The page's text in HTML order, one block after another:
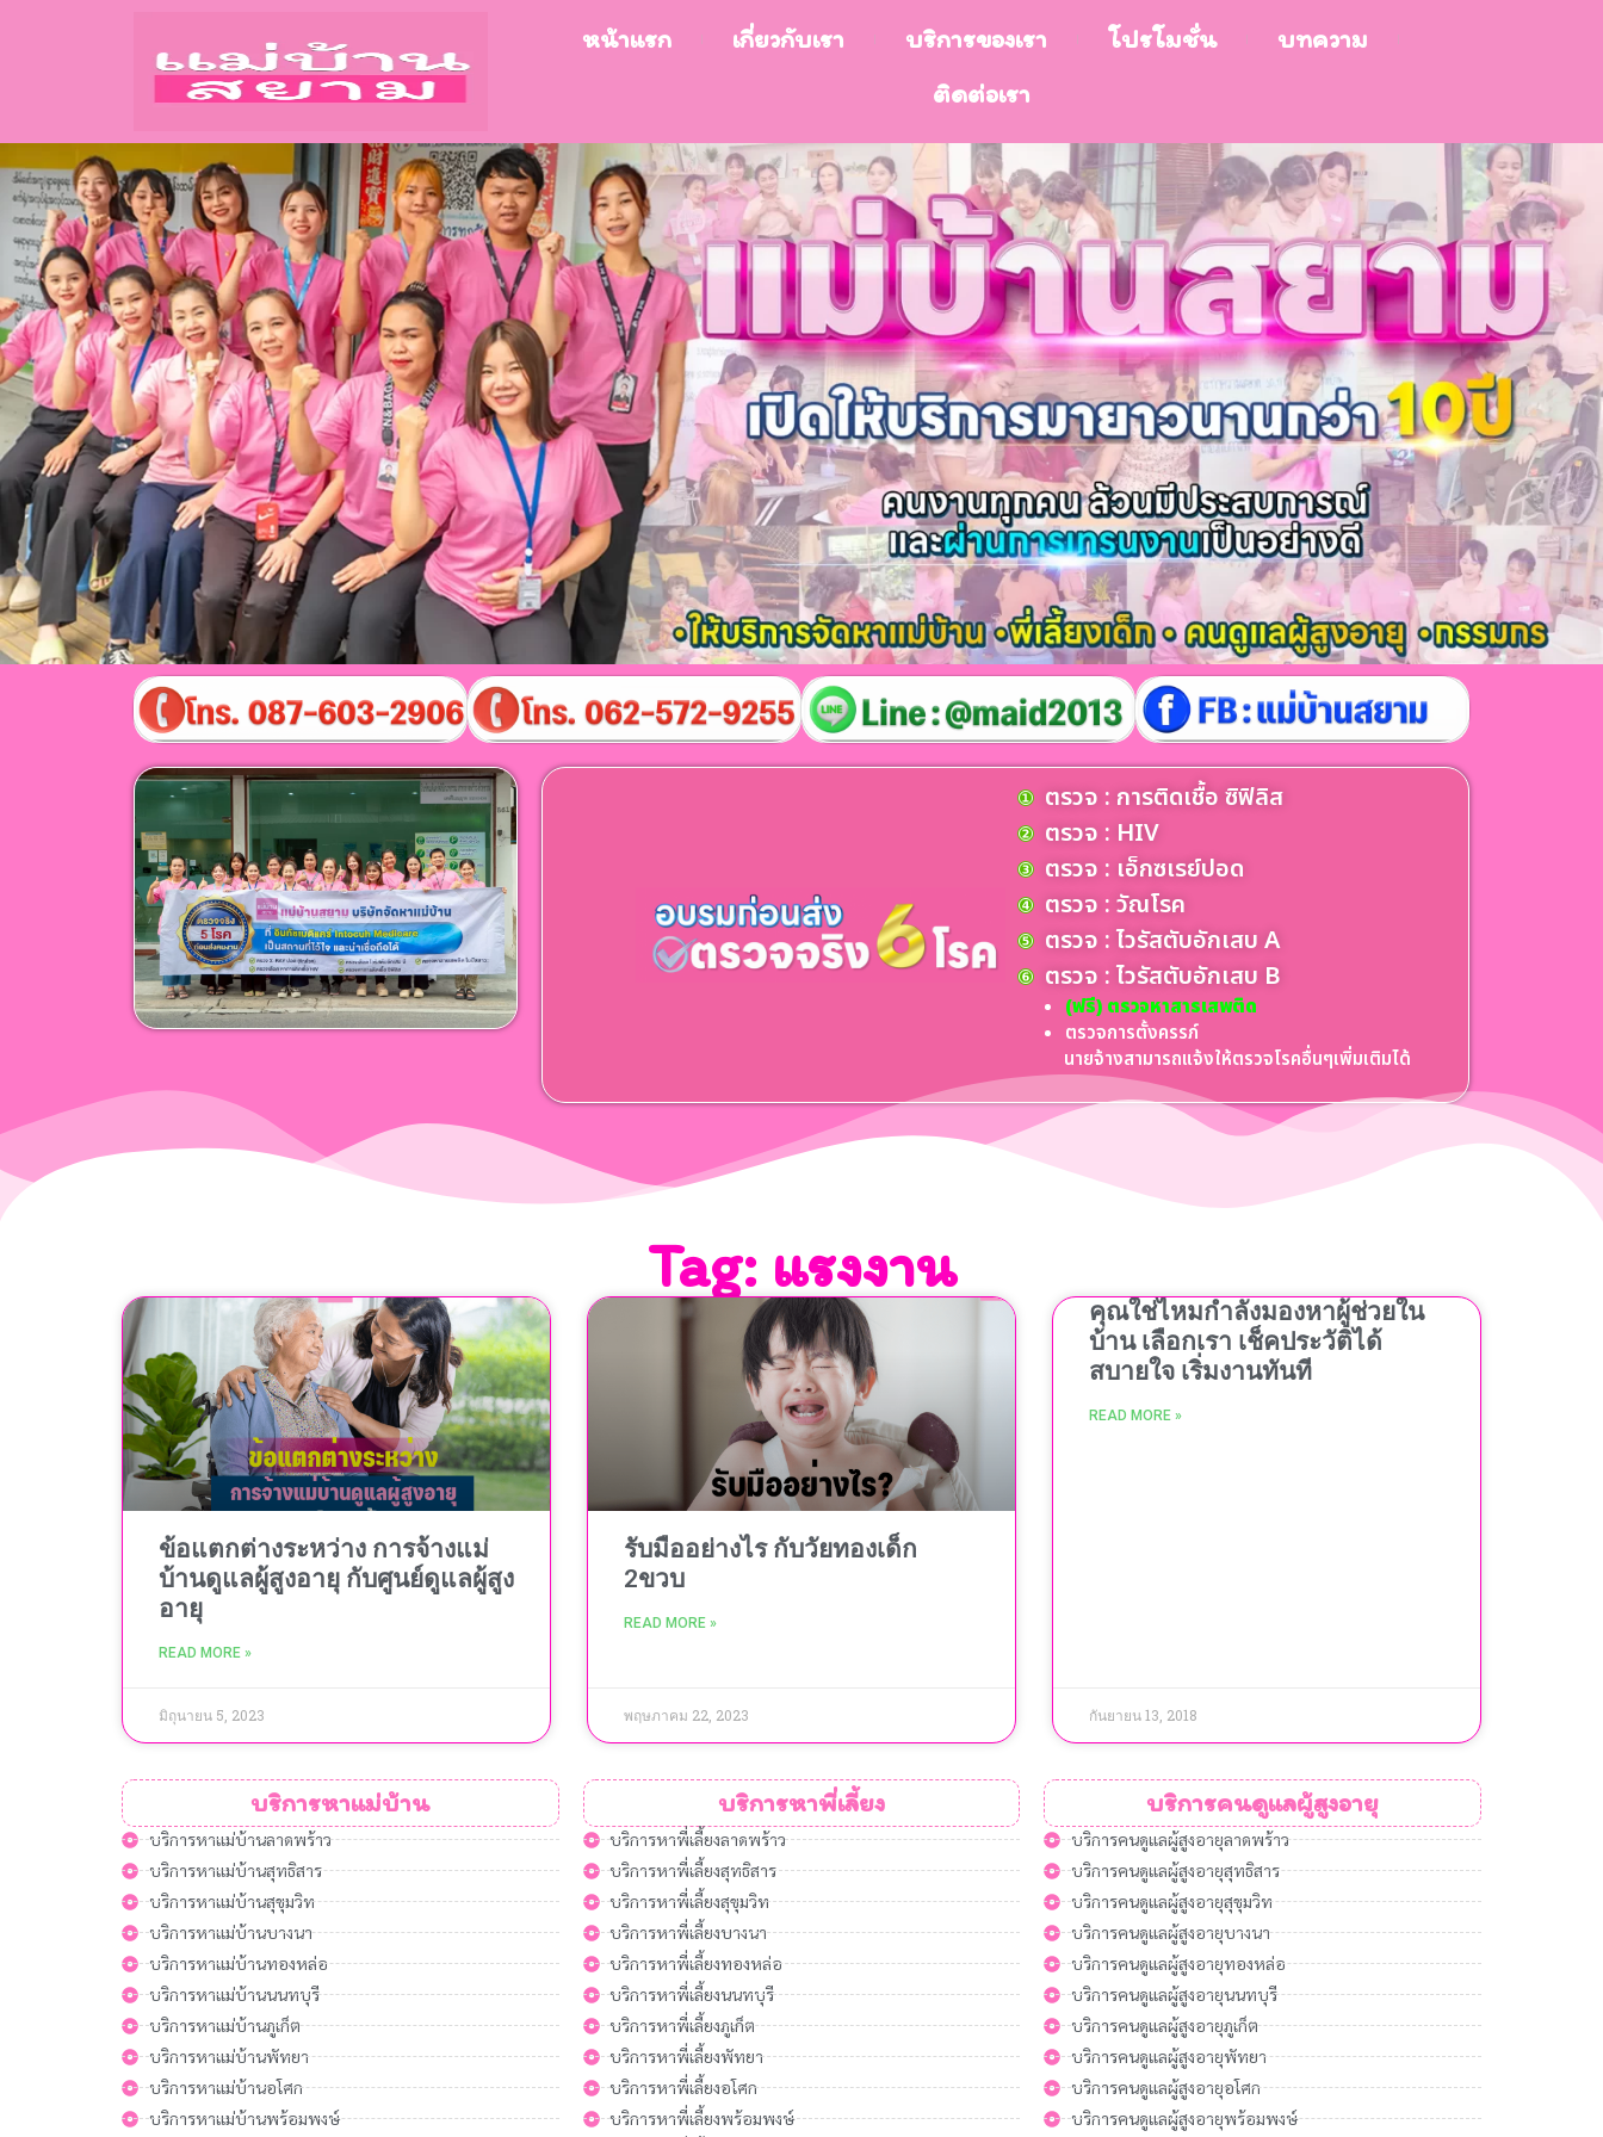
หน้าแรก เกี่ยวกับเรา บริการของเรา โปรโมชั่น
บทความ
ติดต่อเรา
ตรวจ : การติดเชื้อ ซิฟิลิส
ตรวจ : HIV
ตรวจ : เอ็กซเรย์ปอด
ตรวจ : วัณโรค
ตรวจ : ไวรัสตับอักเสบ A
ตรวจ : ไวรัสตับอักเสบ B
(ฟรี) ตรวจหาสารเสพติด
ตรวจการตั้งครรภ์
นายจ้างสามารถแจ้งให้ตรวจโรคอื่นๆเพิ่มเติมได้
Tag: แรงงาน
ข้อแตกต่างระหว่าง การจ้างแม่
บ้านดูแลผู้สูงอายุ กับศูนย์ดูแลผู้สูง
อายุ
READ MORE »
มิถุนายน 5, 2023
รับมืออย่างไร กับวัยทองเด็ก
2ขวบ
READ MORE »
พฤษภาคม 22, 2023
คุณใช่ไหมกำลังมองหาผู้ช่วยใน
บ้าน เลือกเรา เช็คประวัติได้
สบายใจ เริ่มงานทันที
READ MORE »
กันยายน 13, 2018
บริการหาแม่บ้าน
บริการหาแม่บ้านลาดพร้าว
บริการหาแม่บ้านสุทธิสาร
บริการหาแม่บ้านสุขุมวิท
บริการหาแม่บ้านบางนา
บริการหาแม่บ้านทองหล่อ
บริการหาแม่บ้านนนทบุรี
บริการหาแม่บ้านภูเก็ต
บริการหาแม่บ้านพัทยา
บริการหาแม่บ้านอโศก
บริการหาแม่บ้านพร้อมพงษ์
บริการหาพี่เลี้ยง
บริการหาพี่เลี้ยงลาดพร้าว
บริการหาพี่เลี้ยงสุทธิสาร
บริการหาพี่เลี้ยงสุขุมวิท
บริการหาพี่เลี้ยงบางนา
บริการหาพี่เลี้ยงทองหล่อ
บริการหาพี่เลี้ยงนนทบุรี
บริการหาพี่เลี้ยงภูเก็ต
บริการหาพี่เลี้ยงพัทยา
บริการหาพี่เลี้ยงอโศก
บริการหาพี่เลี้ยงพร้อมพงษ์
บริการคนดูแลผู้สูงอายุ
บริการคนดูแลผู้สูงอายุลาดพร้าว
บริการคนดูแลผู้สูงอายุสุทธิสาร
บริการคนดูแลผู้สูงอายุสุขุมวิท
บริการคนดูแลผู้สูงอายุบางนา
บริการคนดูแลผู้สูงอายุทองหล่อ
บริการคนดูแลผู้สูงอายุนนทบุรี
บริการคนดูแลผู้สูงอายุภูเก็ต
บริการคนดูแลผู้สูงอายุพัทยา
บริการคนดูแลผู้สูงอายุอโศก
บริการคนดูแลผู้สูงอายุพร้อมพงษ์